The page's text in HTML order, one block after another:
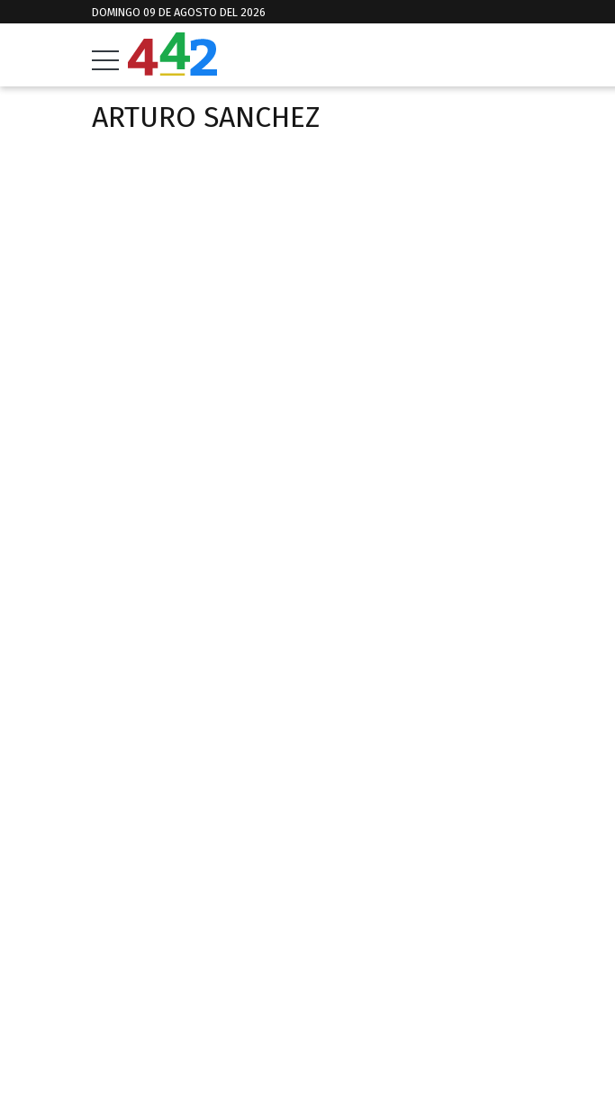
DOMINGO 09 DE AGOSTO DEL 2026
ARTURO SANCHEZ